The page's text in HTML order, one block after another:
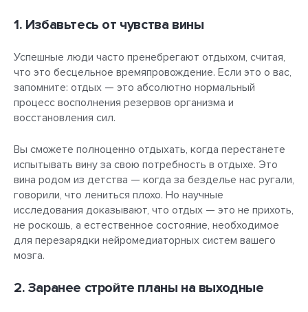
1. Избавьтесь от чувства вины
Успешные люди часто пренебрегают отдыхом, считая,
что это бесцельное времяпровождение. Если это о вас,
запомните: отдых — это абсолютно нормальный
процесс восполнения резервов организма и
восстановления сил.
Вы сможете полноценно отдыхать, когда перестанете
испытывать вину за свою потребность в отдыхе. Это
вина родом из детства — когда за безделье нас ругали,
говорили, что лениться плохо. Но научные
исследования доказывают, что отдых — это не прихоть,
не роскошь, а естественное состояние, необходимое
для перезарядки нейромедиаторных систем вашего
мозга.
2. Заранее стройте планы на выходные